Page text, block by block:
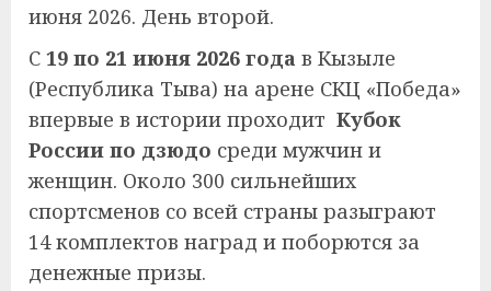
июня 2026. День второй.
С 19 по 21 июня 2026 года в Кызыле
(Республика Тыва) на арене СКЦ «Победа»
впервые в истории проходит Кубок
России по дзюдо среди мужчин и
женщин. Около 300 сильнейших
спортсменов со всей страны разыграют
14 комплектов наград и поборются за
денежные призы.